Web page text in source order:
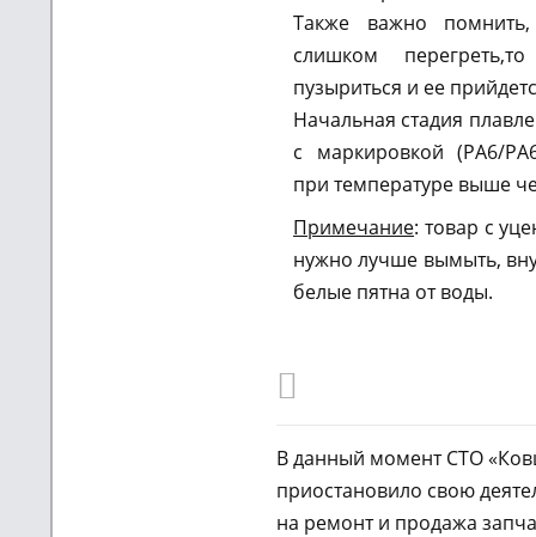
Также важно
слишком
пузыриться и ее
Начальная стадия
с маркировкой (PA6/
при температуре выше
Примечание: товар с
нужно лучше вымыть,
белые пятна от воды.
В данный момент СТО
приостановило свою
на ремонт и продажа